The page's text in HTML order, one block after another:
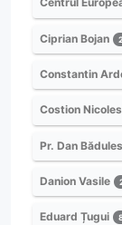
Centrul
Ciprian Bojan
Constantin
Costion
Pr. Dan
Danion Vasile
Eduard Țugui